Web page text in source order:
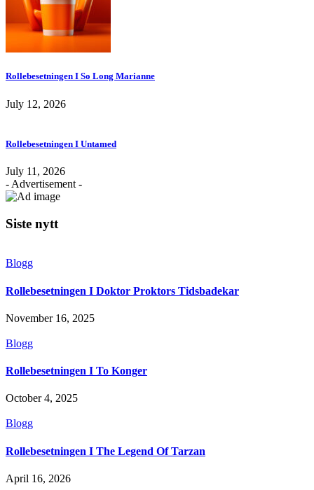
Rollebesetningen I So Long Marianne
July 12, 2026
Rollebesetningen I Untamed
July 11, 2026
- Advertisement -
Siste nytt
Blogg
Rollebesetningen I Doktor Proktors Tidsbadekar
November 16, 2025
Blogg
Rollebesetningen I To Konger
October 4, 2025
Blogg
Rollebesetningen I The Legend Of Tarzan
April 16, 2026